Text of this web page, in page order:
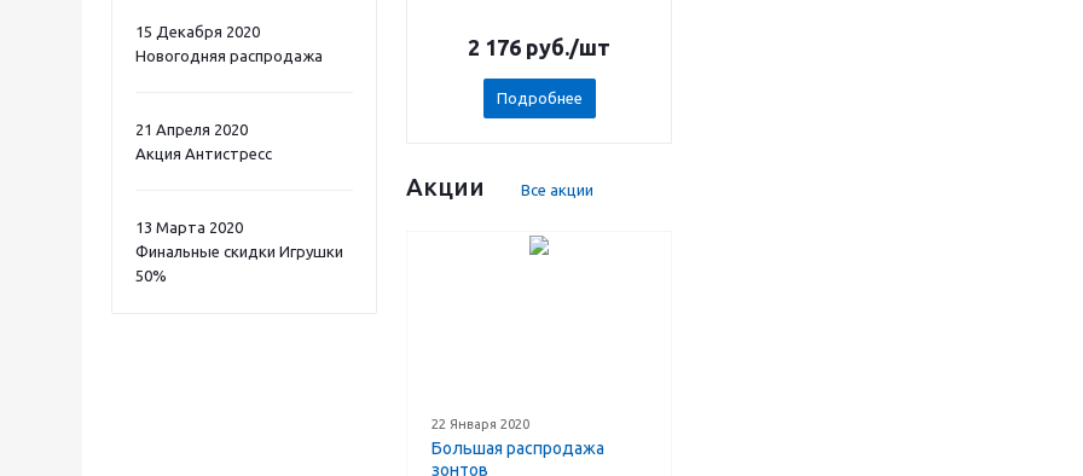
15 Декабря 2020
Новогодняя распродажа
21 Апреля 2020
Акция Антистресс
13 Марта 2020
Финальные скидки Игрушки
50%
2 176 руб./шт
Подробнее
Акции Все акции
22 Января 2020
Большая распродажа
зонтов